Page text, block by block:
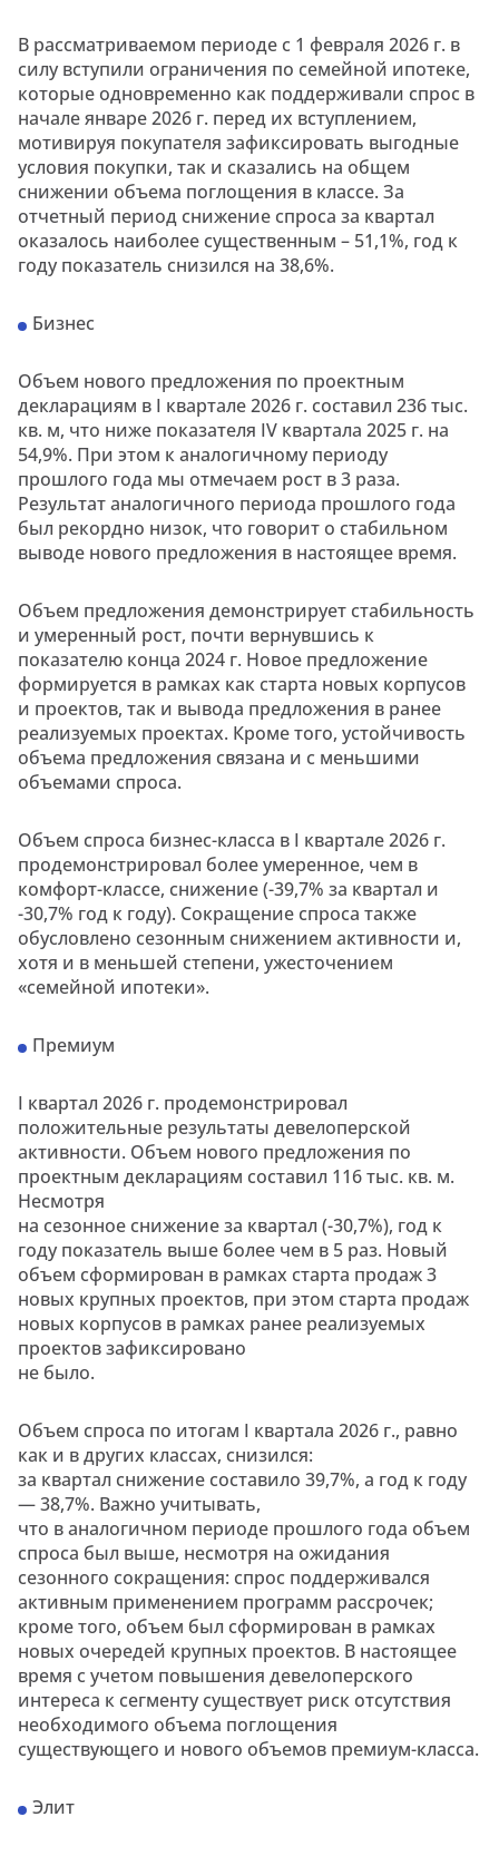
В рассматриваемом периоде с 1 февраля 2026 г. в
силу вступили ограничения по семейной ипотеке,
которые одновременно как поддерживали спрос в
начале январе 2026 г. перед их вступлением,
мотивируя покупателя зафиксировать выгодные
условия покупки, так и сказались на общем
снижении объема поглощения в классе. За
отчетный период снижение спроса за квартал
оказалось наиболее существенным – 51,1%, год к
году показатель снизился на 38,6%.
Бизнес
Объем нового предложения по проектным
декларациям в I квартале 2026 г. составил 236 тыс.
кв. м, что ниже показателя IV квартала 2025 г. на
54,9%. При этом к аналогичному периоду
прошлого года мы отмечаем рост в 3 раза.
Результат аналогичного периода прошлого года
был рекордно низок, что говорит о стабильном
выводе нового предложения в настоящее время.
Объем предложения демонстрирует стабильность
и умеренный рост, почти вернувшись к
показателю конца 2024 г. Новое предложение
формируется в рамках как старта новых корпусов
и проектов, так и вывода предложения в ранее
реализуемых проектах. Кроме того, устойчивость
объема предложения связана и с меньшими
объемами спроса.
Объем спроса бизнес-класса в I квартале 2026 г.
продемонстрировал более умеренное, чем в
комфорт-классе, снижение (-39,7% за квартал и
-30,7% год к году). Сокращение спроса также
обусловлено сезонным снижением активности и,
хотя и в меньшей степени, ужесточением
«семейной ипотеки».
Премиум
I квартал 2026 г. продемонстрировал
положительные результаты девелоперской
активности. Объем нового предложения по
проектным декларациям составил 116 тыс. кв. м.
Несмотря
на сезонное снижение за квартал (-30,7%), год к
году показатель выше более чем в 5 раз. Новый
объем сформирован в рамках старта продаж 3
новых крупных проектов, при этом старта продаж
новых корпусов в рамках ранее реализуемых
проектов зафиксировано
не было.
Объем спроса по итогам I квартала 2026 г., равно
как и в других классах, снизился:
за квартал снижение составило 39,7%, а год к году
— 38,7%. Важно учитывать,
что в аналогичном периоде прошлого года объем
спроса был выше, несмотря на ожидания
сезонного сокращения: спрос поддерживался
активным применением программ рассрочек;
кроме того, объем был сформирован в рамках
новых очередей крупных проектов. В настоящее
время с учетом повышения девелоперского
интереса к сегменту существует риск отсутствия
необходимого объема поглощения
существующего и нового объемов премиум-класса.
Элит